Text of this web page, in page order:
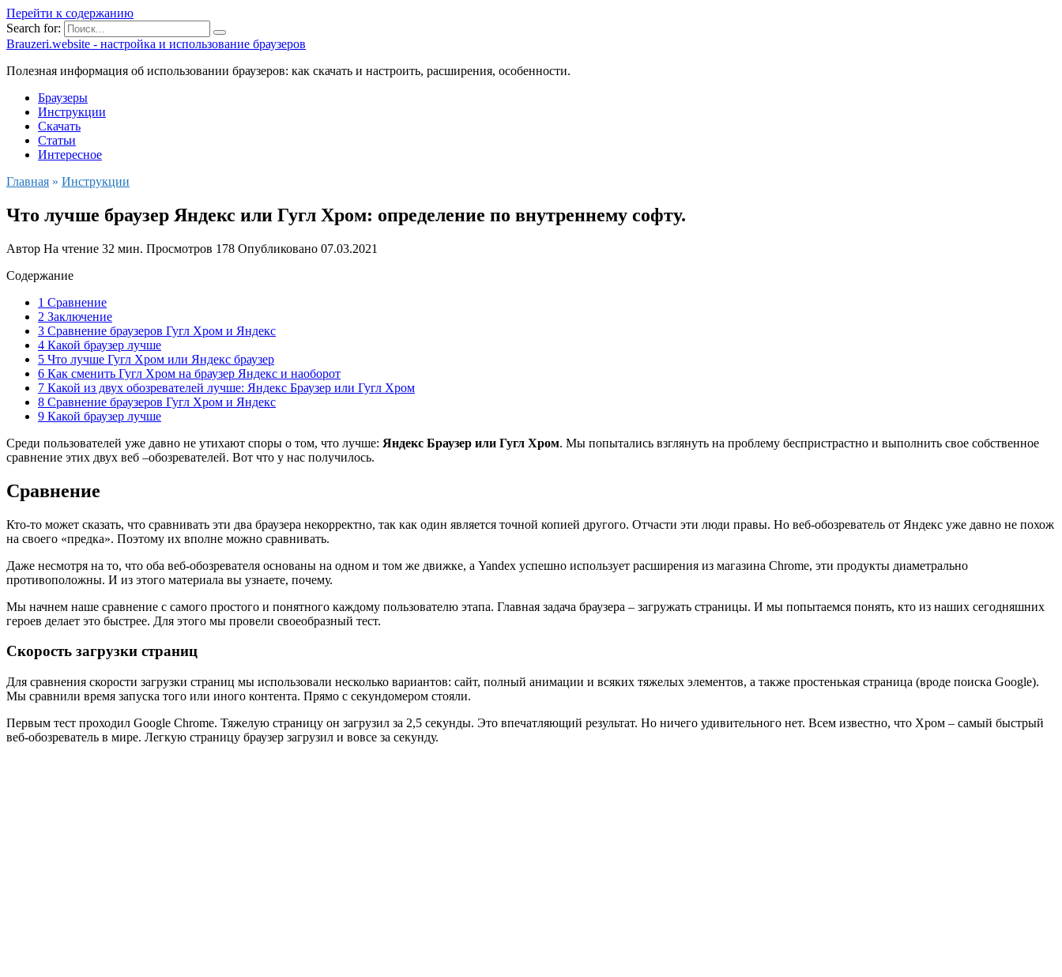
Перейти к содержанию
Search for:
Brauzeri.website - настройка и использование браузеров
Полезная информация об использовании браузеров: как скачать и настроить, расширения, особенности.
Браузеры
Инструкции
Скачать
Статьи
Интересное
Главная » Инструкции
Что лучше браузер Яндекс или Гугл Хром: определение по внутреннему софту.
Автор На чтение 32 мин. Просмотров 178 Опубликовано 07.03.2021
Содержание
1 Сравнение
2 Заключение
3 Сравнение браузеров Гугл Хром и Яндекс
4 Какой браузер лучше
5 Что лучше Гугл Хром или Яндекс браузер
6 Как сменить Гугл Хром на браузер Яндекс и наоборот
7 Какой из двух обозревателей лучше: Яндекс Браузер или Гугл Хром
8 Сравнение браузеров Гугл Хром и Яндекс
9 Какой браузер лучше
Среди пользователей уже давно не утихают споры о том, что лучше: Яндекс Браузер или Гугл Хром. Мы попытались взглянуть на проблему беспристрастно и выполнить свое собственное
сравнение этих двух веб –обозревателей. Вот что у нас получилось.
Сравнение
Кто-то может сказать, что сравнивать эти два браузера некорректно, так как один является точной копией другого. Отчасти эти люди правы. Но веб-обозреватель от Яндекс уже давно не похож
на своего «предка». Поэтому их вполне можно сравнивать.
Даже несмотря на то, что оба веб-обозревателя основаны на одном и том же движке, а Yandex успешно использует расширения из магазина Chrome, эти продукты диаметрально
противоположны. И из этого материала вы узнаете, почему.
Мы начнем наше сравнение с самого простого и понятного каждому пользователю этапа. Главная задача браузера – загружать страницы. И мы попытаемся понять, кто из наших сегодняшних
героев делает это быстрее. Для этого мы провели своеобразный тест.
Скорость загрузки страниц
Для сравнения скорости загрузки страниц мы использовали несколько вариантов: сайт, полный анимации и всяких тяжелых элементов, а также простенькая страница (вроде поиска Google).
Мы сравнили время запуска того или иного контента. Прямо с секундомером стояли.
Первым тест проходил Google Chrome. Тяжелую страницу он загрузил за 2,5 секунды. Это впечатляющий результат. Но ничего удивительного нет. Всем известно, что Хром – самый быстрый
веб-обозреватель в мире. Легкую страницу браузер загрузил и вовсе за секунду.